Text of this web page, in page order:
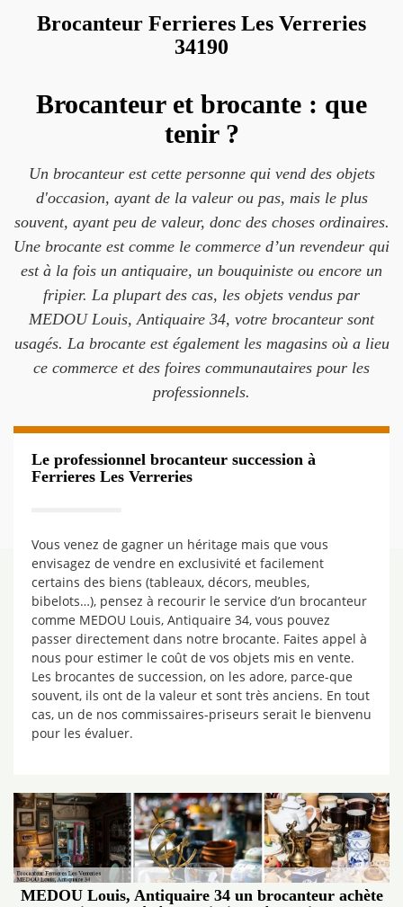
Brocanteur Ferrieres Les Verreries
34190
Brocanteur et brocante : que
tenir ?
Un brocanteur est cette personne qui vend des objets
d'occasion, ayant de la valeur ou pas, mais le plus
souvent, ayant peu de valeur, donc des choses ordinaires.
Une brocante est comme le commerce d’un revendeur qui
est à la fois un antiquaire, un bouquiniste ou encore un
fripier. La plupart des cas, les objets vendus par
MEDOU Louis, Antiquaire 34, votre brocanteur sont
usagés. La brocante est également les magasins où a lieu
ce commerce et des foires communautaires pour les
professionnels.
Le professionnel brocanteur succession à
Ferrieres Les Verreries
Vous venez de gagner un héritage mais que vous
envisagez de vendre en exclusivité et facilement
certains des biens (tableaux, décors, meubles,
bibelots…), pensez à recourir le service d’un brocanteur
comme MEDOU Louis, Antiquaire 34, vous pouvez
passer directement dans notre brocante. Faites appel à
nous pour estimer le coût de vos objets mis en vente.
Les brocantes de succession, on les adore, parce-que
souvent, ils ont de la valeur et sont très anciens. En tout
cas, un de nos commissaires-priseurs serait le bienvenu
pour les évaluer.
MEDOU Louis, Antiquaire 34 un brocanteur achète